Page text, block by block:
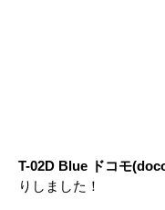
T-02D Blue ドコモ
りしました！